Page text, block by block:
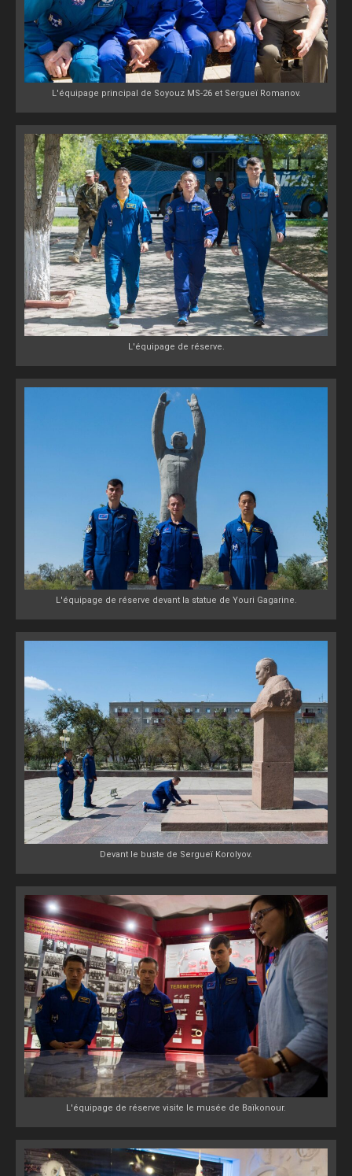
L'équipage principal de Soyouz MS-26 et Sergueï Romanov.
L'équipage de réserve.
L'équipage de réserve devant la statue de Youri Gagarine.
Devant le buste de Sergueï Korolyov.
L'équipage de réserve visite le musée de Baïkonour.